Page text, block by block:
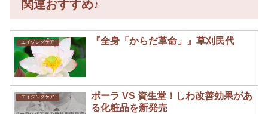
関連おすすめ♪
エイジングケア 『全身「からだ革命」』草刈民代
エイジングケア
ポーラ VS 資生堂！しわ改善効果があ
る化粧品を新発売